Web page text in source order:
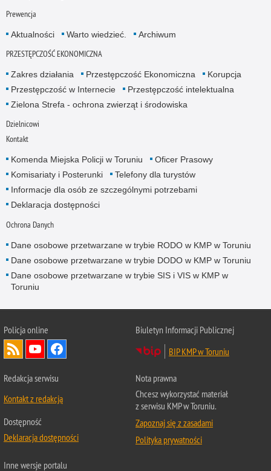
Prewencja
Aktualności Warto wiedzieć. Archiwum
PRZESTĘPCZOŚĆ EKONOMICZNA
Zakres działania Przestępczość Ekonomiczna
Korupcja
Przestępczość w Internecie
Przestępczość intelektualna
Zielona Strefa - ochrona zwierząt i środowiska
Dzielnicowi
Kontakt
Komenda Miejska Policji w Toruniu
Oficer Prasowy
Komisariaty i Posterunki
Telefony dla turystów
Informacje dla osób ze szczególnymi potrzebami
Deklaracja dostępności
Ochrona Danych
Dane osobowe przetwarzane w trybie RODO w KMP w Toruniu
Dane osobowe przetwarzane w trybie DODO w KMP w Toruniu
Dane osobowe przetwarzane w trybie SIS i VIS w KMP w
Toruniu
Policja online
Biuletyn Informacji Publicznej
BIP KMP w Toruniu
Redakcja serwisu
Kontakt z redakcją
Dostępność
Deklaracja dostępności
Nota prawna
Chcesz wykorzystać materiał
z serwisu KMP w Toruniu.
Zapoznaj się z zasadami
Polityka prywatności
Inne wersje portalu